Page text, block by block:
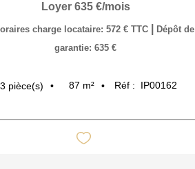
Loyer 635 €/mois
charge locataire: 572 € TTC
Dépôt de
garantie: 635 €
3 pièce(s) 87 m² Réf : IP00162